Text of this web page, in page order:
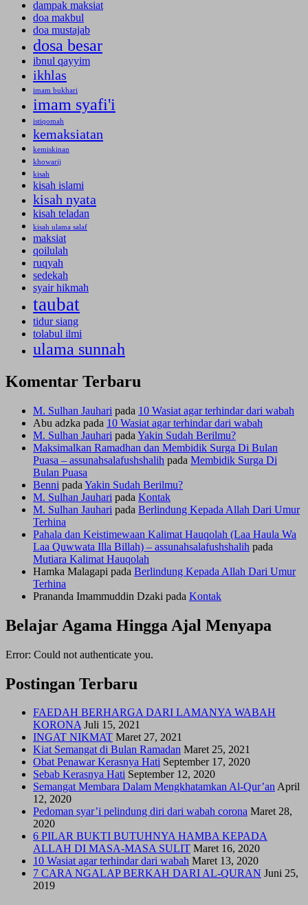
dampak maksiat
doa makbul
doa mustajab
dosa besar
ibnul qayyim
ikhlas
imam bukhari
imam syafi'i
istiqomah
kemaksiatan
kemiskinan
khowarij
kisah
kisah islami
kisah nyata
kisah teladan
kisah ulama salaf
maksiat
qoilulah
ruqyah
sedekah
syair hikmah
taubat
tidur siang
tolabul ilmi
ulama sunnah
Komentar Terbaru
M. Sulhan Jauhari pada 10 Wasiat agar terhindar dari wabah
Abu adzka pada 10 Wasiat agar terhindar dari wabah
M. Sulhan Jauhari pada Yakin Sudah Berilmu?
Maksimalkan Ramadhan dan Membidik Surga Di Bulan
Puasa – assunahsalafushshalih pada Membidik Surga Di
Bulan Puasa
Benni pada Yakin Sudah Berilmu?
M. Sulhan Jauhari pada Kontak
M. Sulhan Jauhari pada Berlindung Kepada Allah Dari Umur
Terhina
Pahala dan Keistimewaan Kalimat Hauqolah (Laa Haula Wa
Laa Quwwata Illa Billah) – assunahsalafushshalih pada
Mutiara Kalimat Hauqolah
Hamka Malagapi pada Berlindung Kepada Allah Dari Umur
Terhina
Prananda Imammuddin Dzaki pada Kontak
Belajar Agama Hingga Ajal Menyapa
Error: Could not authenticate you.
Postingan Terbaru
FAEDAH BERHARGA DARI LAMANYA WABAH
KORONA Juli 15, 2021
INGAT NIKMAT Maret 27, 2021
Kiat Semangat di Bulan Ramadan Maret 25, 2021
Obat Penawar Kerasnya Hati September 17, 2020
Sebab Kerasnya Hati September 12, 2020
Semangat Membara Dalam Mengkhatamkan Al-Qur’anApril
12, 2020
Pedoman syar’i pelindung diri dari wabah corona Maret 28,
2020
6 PILAR BUKTI BUTUHNYA HAMBA KEPADA
ALLAH DI MASA-MASA SULIT Maret 16, 2020
10 Wasiat agar terhindar dari wabah Maret 13, 2020
7 CARA NGALAP BERKAH DARI AL-QURAN Juni 25,
2019